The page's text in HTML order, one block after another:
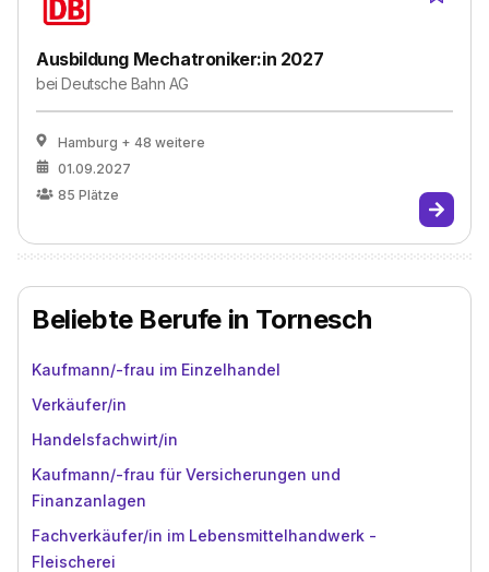
Ausbildung Mechatroniker:in 2027
beiDeutsche Bahn AG
Hamburg + 48 weitere
01.09.2027
85 Plätze
Beliebte Berufe in Tornesch
Kaufmann/-frau im Einzelhandel
Verkäufer/in
Handelsfachwirt/in
Kaufmann/-frau für Versicherungen und
Finanzanlagen
Fachverkäufer/in im Lebensmittelhandwerk -
Fleischerei